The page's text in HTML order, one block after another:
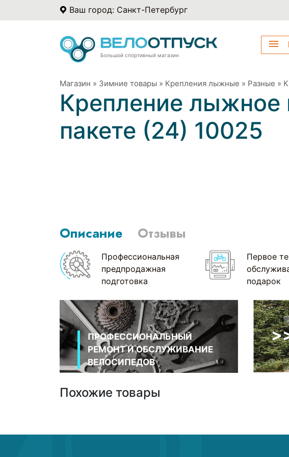
Ваш город: Санкт-Петербург
Большой спортивный магазин
Магазин » Зимние товары » Крепления лыжные » Разные »
Крепление
пакете (24) 10025
Описание Отзывы
Профессиональная
предпродажная
подготовка
Первое
подарок
ПРОФЕССИОНАЛЬНЫЙ
РЕМОНТ И ОБСЛУЖИВАНИЕ
ВЕЛОСИПЕДОВ
Похожие товары